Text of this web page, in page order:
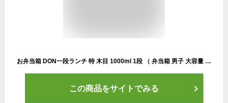
お弁当箱 DON一段ランチ 特 木目 1000ml 1段 （ 弁当箱 男子 大容量 レンジ対応 日本製 おしゃれ 電子レンジ対応 食洗機対応 特盛 かわい
この商品をサイトでみる